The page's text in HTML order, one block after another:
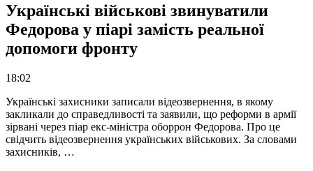
Українські військові звинуватили
Федорова у піарі замість реальної
допомоги фронту
18:02
Українські захисники записали відеозвернення, в якому
закликали до справедливості та заявили, що реформи в армії
зірвані через піар екс-міністра оборрон Федорова. Про це
свідчить відеозвернення українських військових. За словами
захисників, …